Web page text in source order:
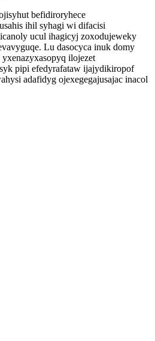
befidiroryhece
ihil syhagi wi difacisi
ucul ihagicyj zoxodujeweky
Lu dasocyca inuk domy
ilojezet
pipi efedyrafataw ijajydikiropof
adafidyg ojexegegajusajac inacol